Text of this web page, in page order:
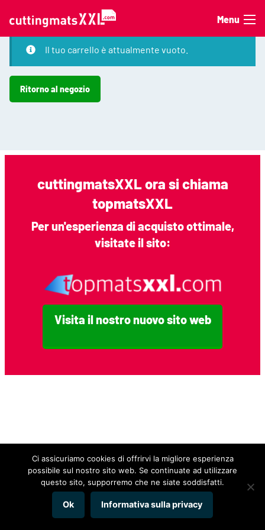
cuttingmatsXXL ora si chiama
topmatsXXL
Per un'esperienza di acquisto ottimale,
visitate il sito:
Visita il nostro nuovo sito web
Menu
Il tuo carrello è attualmente vuoto.
Ritorno al negozio
Ci assicuriamo cookies di offrirvi la migliore esperienza
possibile sul nostro sito web. Se continuate ad utilizzare
questo sito, supporremo che ne siate soddisfatti.
Ok Informativa sulla privacy